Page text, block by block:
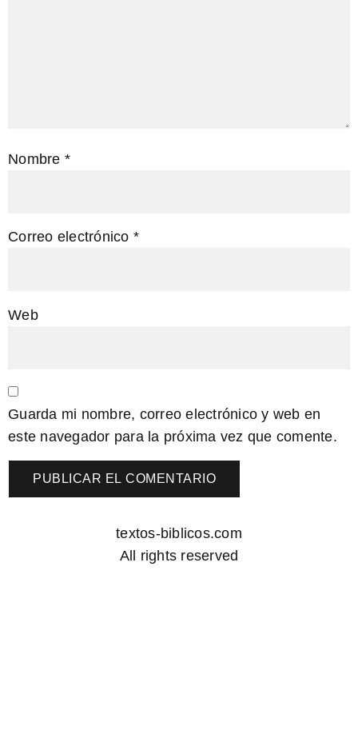
Nombre *
Correo electrónico *
Web
Guarda mi nombre, correo electrónico y web en
este navegador para la próxima vez que comente.
textos-biblicos.com
All rights reserved